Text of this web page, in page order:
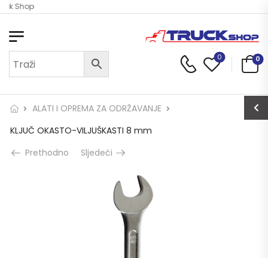
Shop
0 0
ALATI I OPREMA ZA ODRŽAVANJE
KLJUČ OKASTO-VILJUŠKASTI 8 mm
Prethodno
Sljedeći